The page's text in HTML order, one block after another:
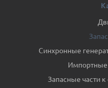
Синхронные
Импортные
Запасные части